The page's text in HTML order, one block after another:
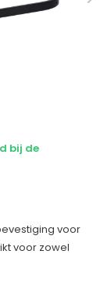
bij de
voor
voor zowel